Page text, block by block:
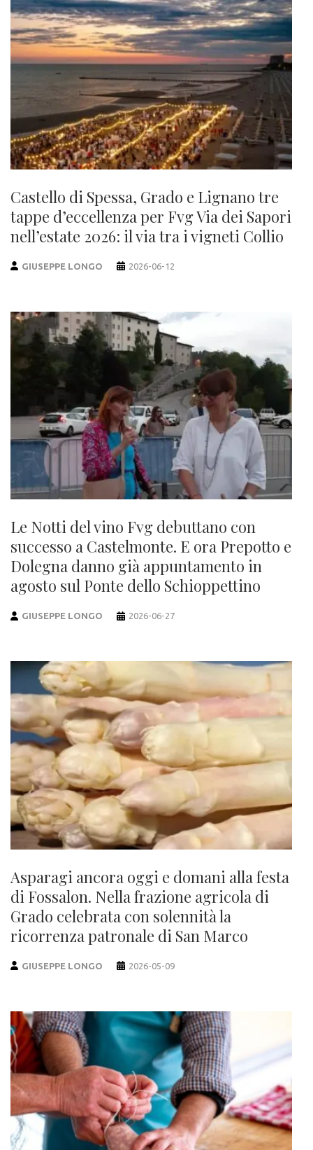
Castello di Spessa, Grado e Lignano tre
tappe d’eccellenza per Fvg Via dei Sapori
nell’estate 2026: il via tra i vigneti Collio
GIUSEPPE LONGO 2026-06-12
Le Notti del vino Fvg debuttano con
successo a Castelmonte. E ora Prepotto e
Dolegna danno già appuntamento in
agosto sul Ponte dello Schioppettino
GIUSEPPE LONGO 2026-06-27
Asparagi ancora oggi e domani alla festa
di Fossalon. Nella frazione agricola di
Grado celebrata con solennità la
ricorrenza patronale di San Marco
GIUSEPPE LONGO 2026-05-09